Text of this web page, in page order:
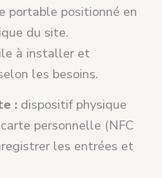
portable positionné en
du site.
à installer et
les besoins.
: dispositif physique
personnelle (NFC
les entrées et